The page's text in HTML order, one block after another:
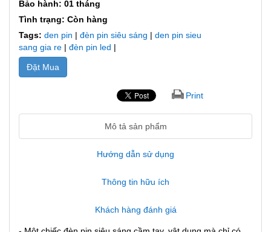
Bảo hành: 01 tháng
Tình trạng: Còn hàng
Tags: den pin | đèn pin siêu sáng | den pin sieu
sang gia re | đèn pin led |
Đặt Mua
Print
Mô tả sản phẩm
Hướng dẫn sử dụng
Thông tin hữu ích
Khách hàng đánh giá